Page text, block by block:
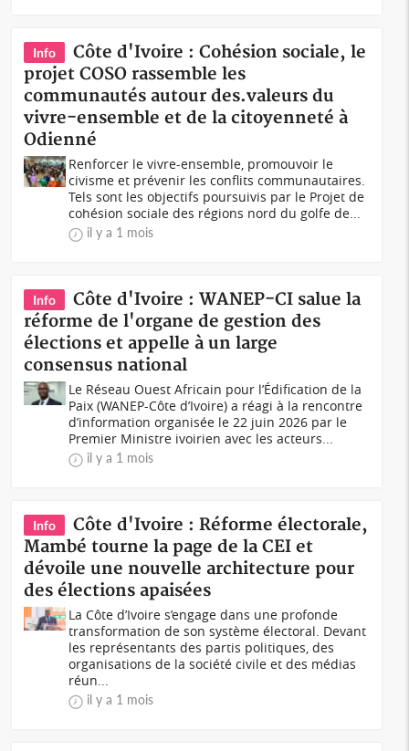
Info
Côte d'Ivoire : Cohésion sociale, le
projet COSO rassemble les
communautés autour des.valeurs du
vivre-ensemble et de la citoyenneté à
Odienné
Renforcer le vivre-ensemble, promouvoir le
civisme et prévenir les conflits communautaires.
Tels sont les objectifs poursuivis par le Projet de
cohésion sociale des régions nord du golfe de...
il y a 1 mois
Info
Côte d'Ivoire : WANEP-CI salue la
réforme de l'organe de gestion des
élections et appelle à un large
consensus national
Le Réseau Ouest Africain pour l’Édification de la
Paix (WANEP-Côte d’Ivoire) a réagi à la rencontre
d’information organisée le 22 juin 2026 par le
Premier Ministre ivoirien avec les acteurs...
il y a 1 mois
Info
Côte d'Ivoire : Réforme électorale,
Mambé tourne la page de la CEI et
dévoile une nouvelle architecture pour
des élections apaisées
La Côte d’Ivoire s’engage dans une profonde
transformation de son système électoral. Devant
les représentants des partis politiques, des
organisations de la société civile et des médias
réun...
il y a 1 mois